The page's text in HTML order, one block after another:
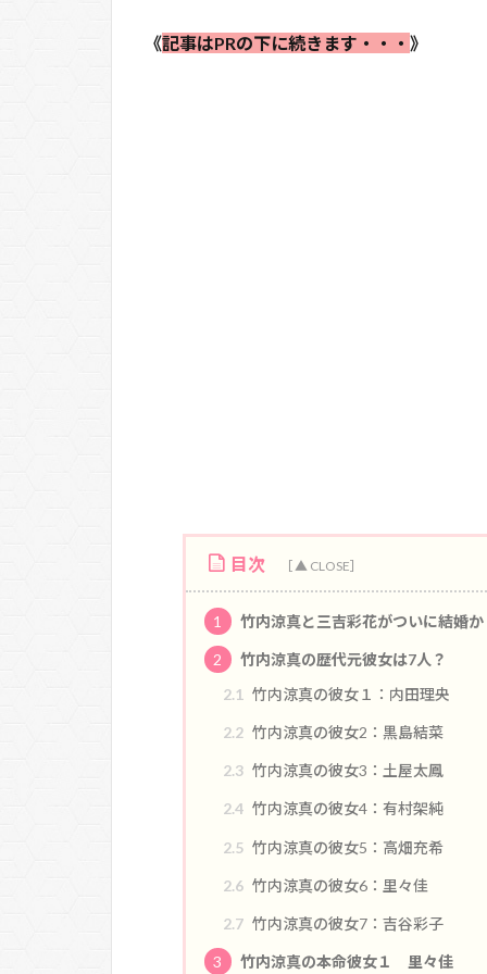
《記事はPRの下に続きます・・・ 》
目次
1 竹内涼真と三吉彩花がついに結婚か
2
竹内涼真の歴代元彼女は7人？
2.1 竹内涼真の彼女１：内田理央
2.2 竹内涼真の彼女2：黒島結菜
2.3 竹内涼真の彼女3：土屋太鳳
2.4 竹内涼真の彼女4：有村架純
2.5 竹内涼真の彼女5：高畑充希
2.6 竹内涼真の彼女6：里々佳
2.7 竹内涼真の彼女7：吉谷彩子
3 竹内涼真の本命彼女１ 里々佳